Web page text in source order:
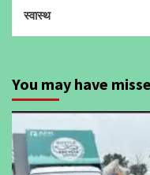
स्वास्थ
You may have